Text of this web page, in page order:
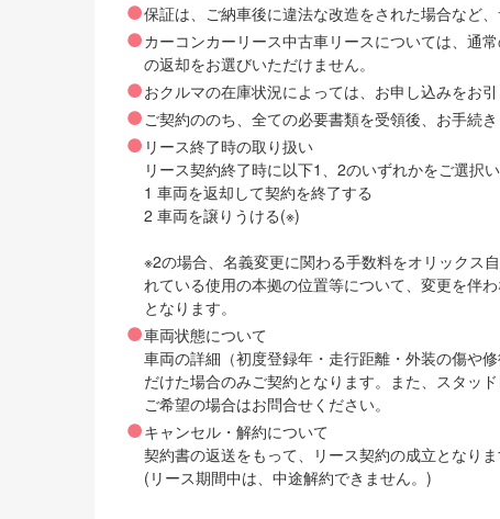
保証は、ご納車後に違法な改造をされた場合など
カーコンカーリース中古車リースについては、通
の返却をお選びいただけません。
おクルマの在庫状況によっては、お申し込みをお
ご契約ののち、全ての必要書類を受領後、お手続
リース終了時の取り扱い
リース契約終了時に以下1、2のいずれかをご選択い
1 車両を返却して契約を終了する
2 車両を譲りうける(※)
※2の場合、名義変更に関わる手数料をオリックス
れている使用の本拠の位置等について、変更を伴
となります。
車両状態について
車両の詳細（初度登録年・走行距離・外装の傷や
だけた場合のみご契約となります。また、スタッ
ご希望の場合はお問合せください。
キャンセル・解約について
契約書の返送をもって、リース契約の成立となり
(リース期間中は、中途解約できません。)